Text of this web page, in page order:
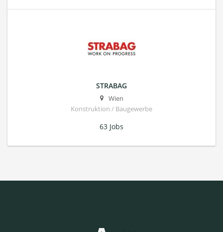
STRABAG
Wien
Konstruktion / Baugewerbe
63 Jobs